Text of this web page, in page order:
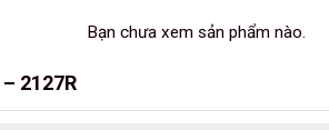
Bạn chưa xem sản phẩm nào.
2127R